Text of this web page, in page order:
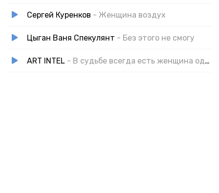
Сергей Куренков - Женщина воздух
Цыган Ваня Спекулянт - Без этого не смогу
ART INTEL - В судьбе всегда есть женщина одна,которая никем не заменима!!